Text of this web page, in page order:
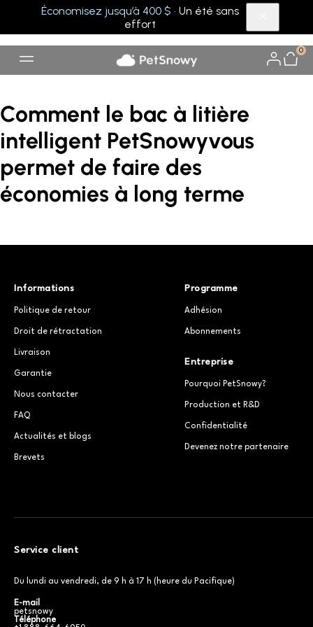
Économisez jusqu’à 400 $ · Un été sans
effort
0
Comment le bac à litière
intelligent PetSnowyvous
permet de faire des
économies à long terme
Informations
Politique de retour
Droit de rétractation
Livraison
Garantie
Nous contacter
FAQ
Actualités et blogs
Brevets
Programme
Adhésion
Abonnements
Entreprise
Pourquoi PetSnowy?
Production et R&D
Confidentialité
Devenez notre partenaire
Service client
Du lundi au vendredi, de 9 h à 17 h (heure du Pacifique)
E-mail
petsnowy
Téléphone